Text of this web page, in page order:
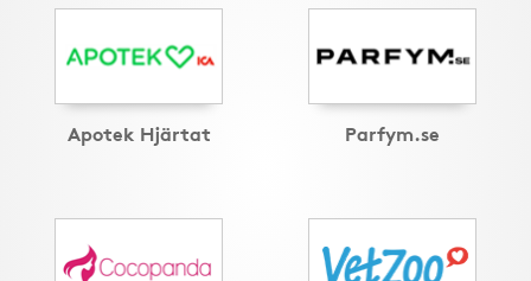
Apotek Hjärtat Parfym.se